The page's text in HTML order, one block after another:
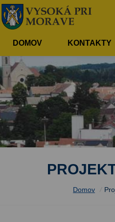
DOMOV KONTAKTY
Domov /